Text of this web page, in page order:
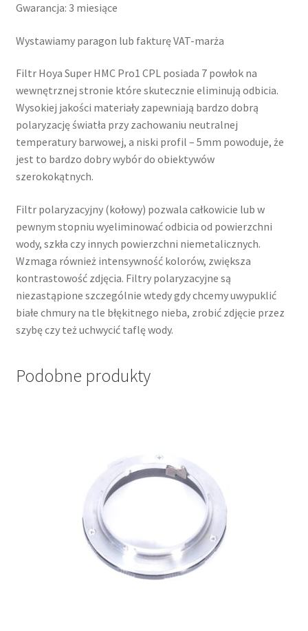
Gwarancja: 3 miesiące
Wystawiamy paragon lub fakturę VAT-marża
Filtr Hoya Super HMC Pro1 CPL posiada 7 powłok na
wewnętrznej stronie które skutecznie eliminują odbicia.
Wysokiej jakości materiały zapewniają bardzo dobrą
polaryzację światła przy zachowaniu neutralnej
temperatury barwowej, a niski profil – 5mm powoduje, że
jest to bardzo dobry wybór do obiektywów
szerokokątnych.
Filtr polaryzacyjny (kołowy) pozwala całkowicie lub w
pewnym stopniu wyeliminować odbicia od powierzchni
wody, szkła czy innych powierzchni niemetalicznych.
Wzmaga również intensywność kolorów, zwiększa
kontrastowość zdjęcia. Filtry polaryzacyjne są
niezastąpione szczególnie wtedy gdy chcemy uwypuklić
białe chmury na tle błękitnego nieba, zrobić zdjęcie przez
szybę czy też uchwycić taflę wody.
Podobne produkty